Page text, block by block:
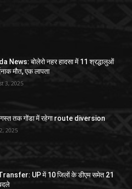
News: बोलेरो नहर हादसा में 11 श्रद्धालुओं
मौत, एक लापता
3, 2025
तक गोंडा में रहेगा route diversion
2025
UP में 10 जिलों के डीएम समेत 21